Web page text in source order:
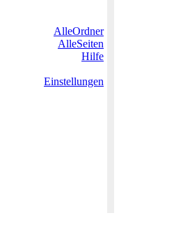
AlleOrdner
AlleSeiten
Hilfe
Einstellungen